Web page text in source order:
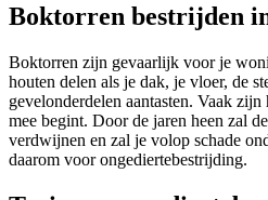
Boktorren bestrijden
Boktorren zijn gevaarlijk voor je
houten delen als je dak, je vloer, de
gevelonderdelen aantasten. Vaak
mee begint. Door de jaren heen zal
verdwijnen en zal je volop schade
daarom voor ongediertebestrijding.